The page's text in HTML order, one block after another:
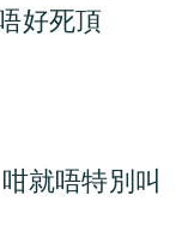
好死頂
就唔特別叫